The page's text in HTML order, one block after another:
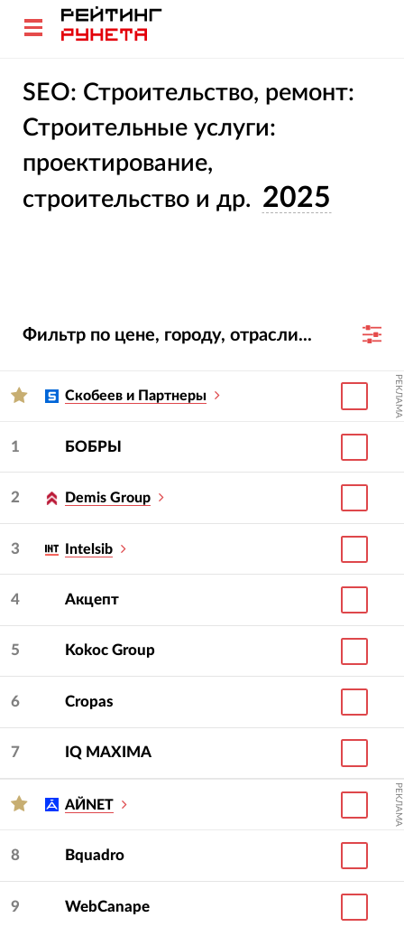
SEO: Строительство, ремонт:
Строительные услуги:
проектирование,
строительство и др. 2025
Фильтр по цене, городу, отрасли...
Скобеев и Партнеры РЕКЛАМА
1 БОБРЫ
2 Demis Group
3 Intelsib
4 Акцепт
5 Kokoc Group
6 Cropas
7 IQ МAXIMA
АЙNET РЕКЛАМА
8 Bquadro
9 WebCanape